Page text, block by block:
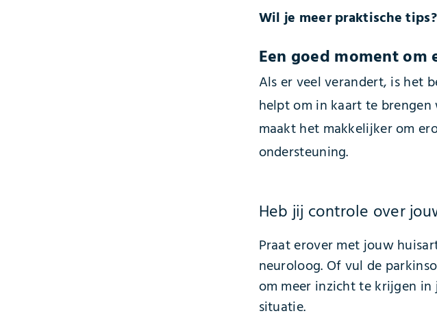
Wil je meer praktische tips?
Een goed moment
Als er veel verandert, is het
helpt om in kaart te
maakt het makkelijker om
ondersteuning.
Heb jij controle over
Praat erover met jouw
neuroloog. Of vul de
om meer inzicht te krijgen
situatie.